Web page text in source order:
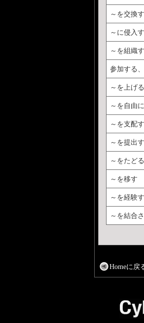
～を交換
～に侵入
～を組織
参加する
～を上げる
～を自由
～を支配
～を提出
～をたどる
～を移す
～を経験
～を結合
Homeに戻